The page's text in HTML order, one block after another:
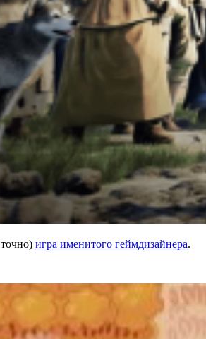
игра именитого геймдизайнера.